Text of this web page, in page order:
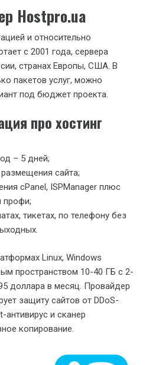
Hostpro.ua
и относительно
с 2001 года, сервера
странах Европы, США. В
пакетов услуг, можно
под бюджет проекта.
про хостинг
– 5 дней;
сайта;
cPanel, ISPManager плюс
профи;
тикетах, по телефону без
Linux, Windows
пространством 10-40 ГБ с 2-
доллара в месяц. Провайдер
защиту сайтов от DDoS-
антивирус и сканер
копирование.